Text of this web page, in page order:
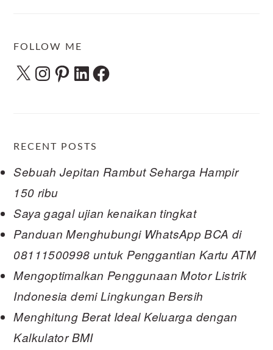
FOLLOW ME
X Instagram
Pinterest
LinkedInFacebook
RECENT POSTS
Sebuah Jepitan Rambut Seharga Hampir
150 ribu
Saya gagal ujian kenaikan tingkat
Panduan Menghubungi WhatsApp BCA di
08111500998 untuk Penggantian Kartu ATM
Mengoptimalkan Penggunaan Motor Listrik
Indonesia demi Lingkungan Bersih
Menghitung Berat Ideal Keluarga dengan
Kalkulator BMI